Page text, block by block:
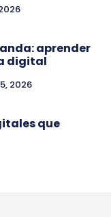
aprender
digital
2026
que